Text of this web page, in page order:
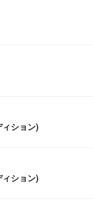
ション)
ション)